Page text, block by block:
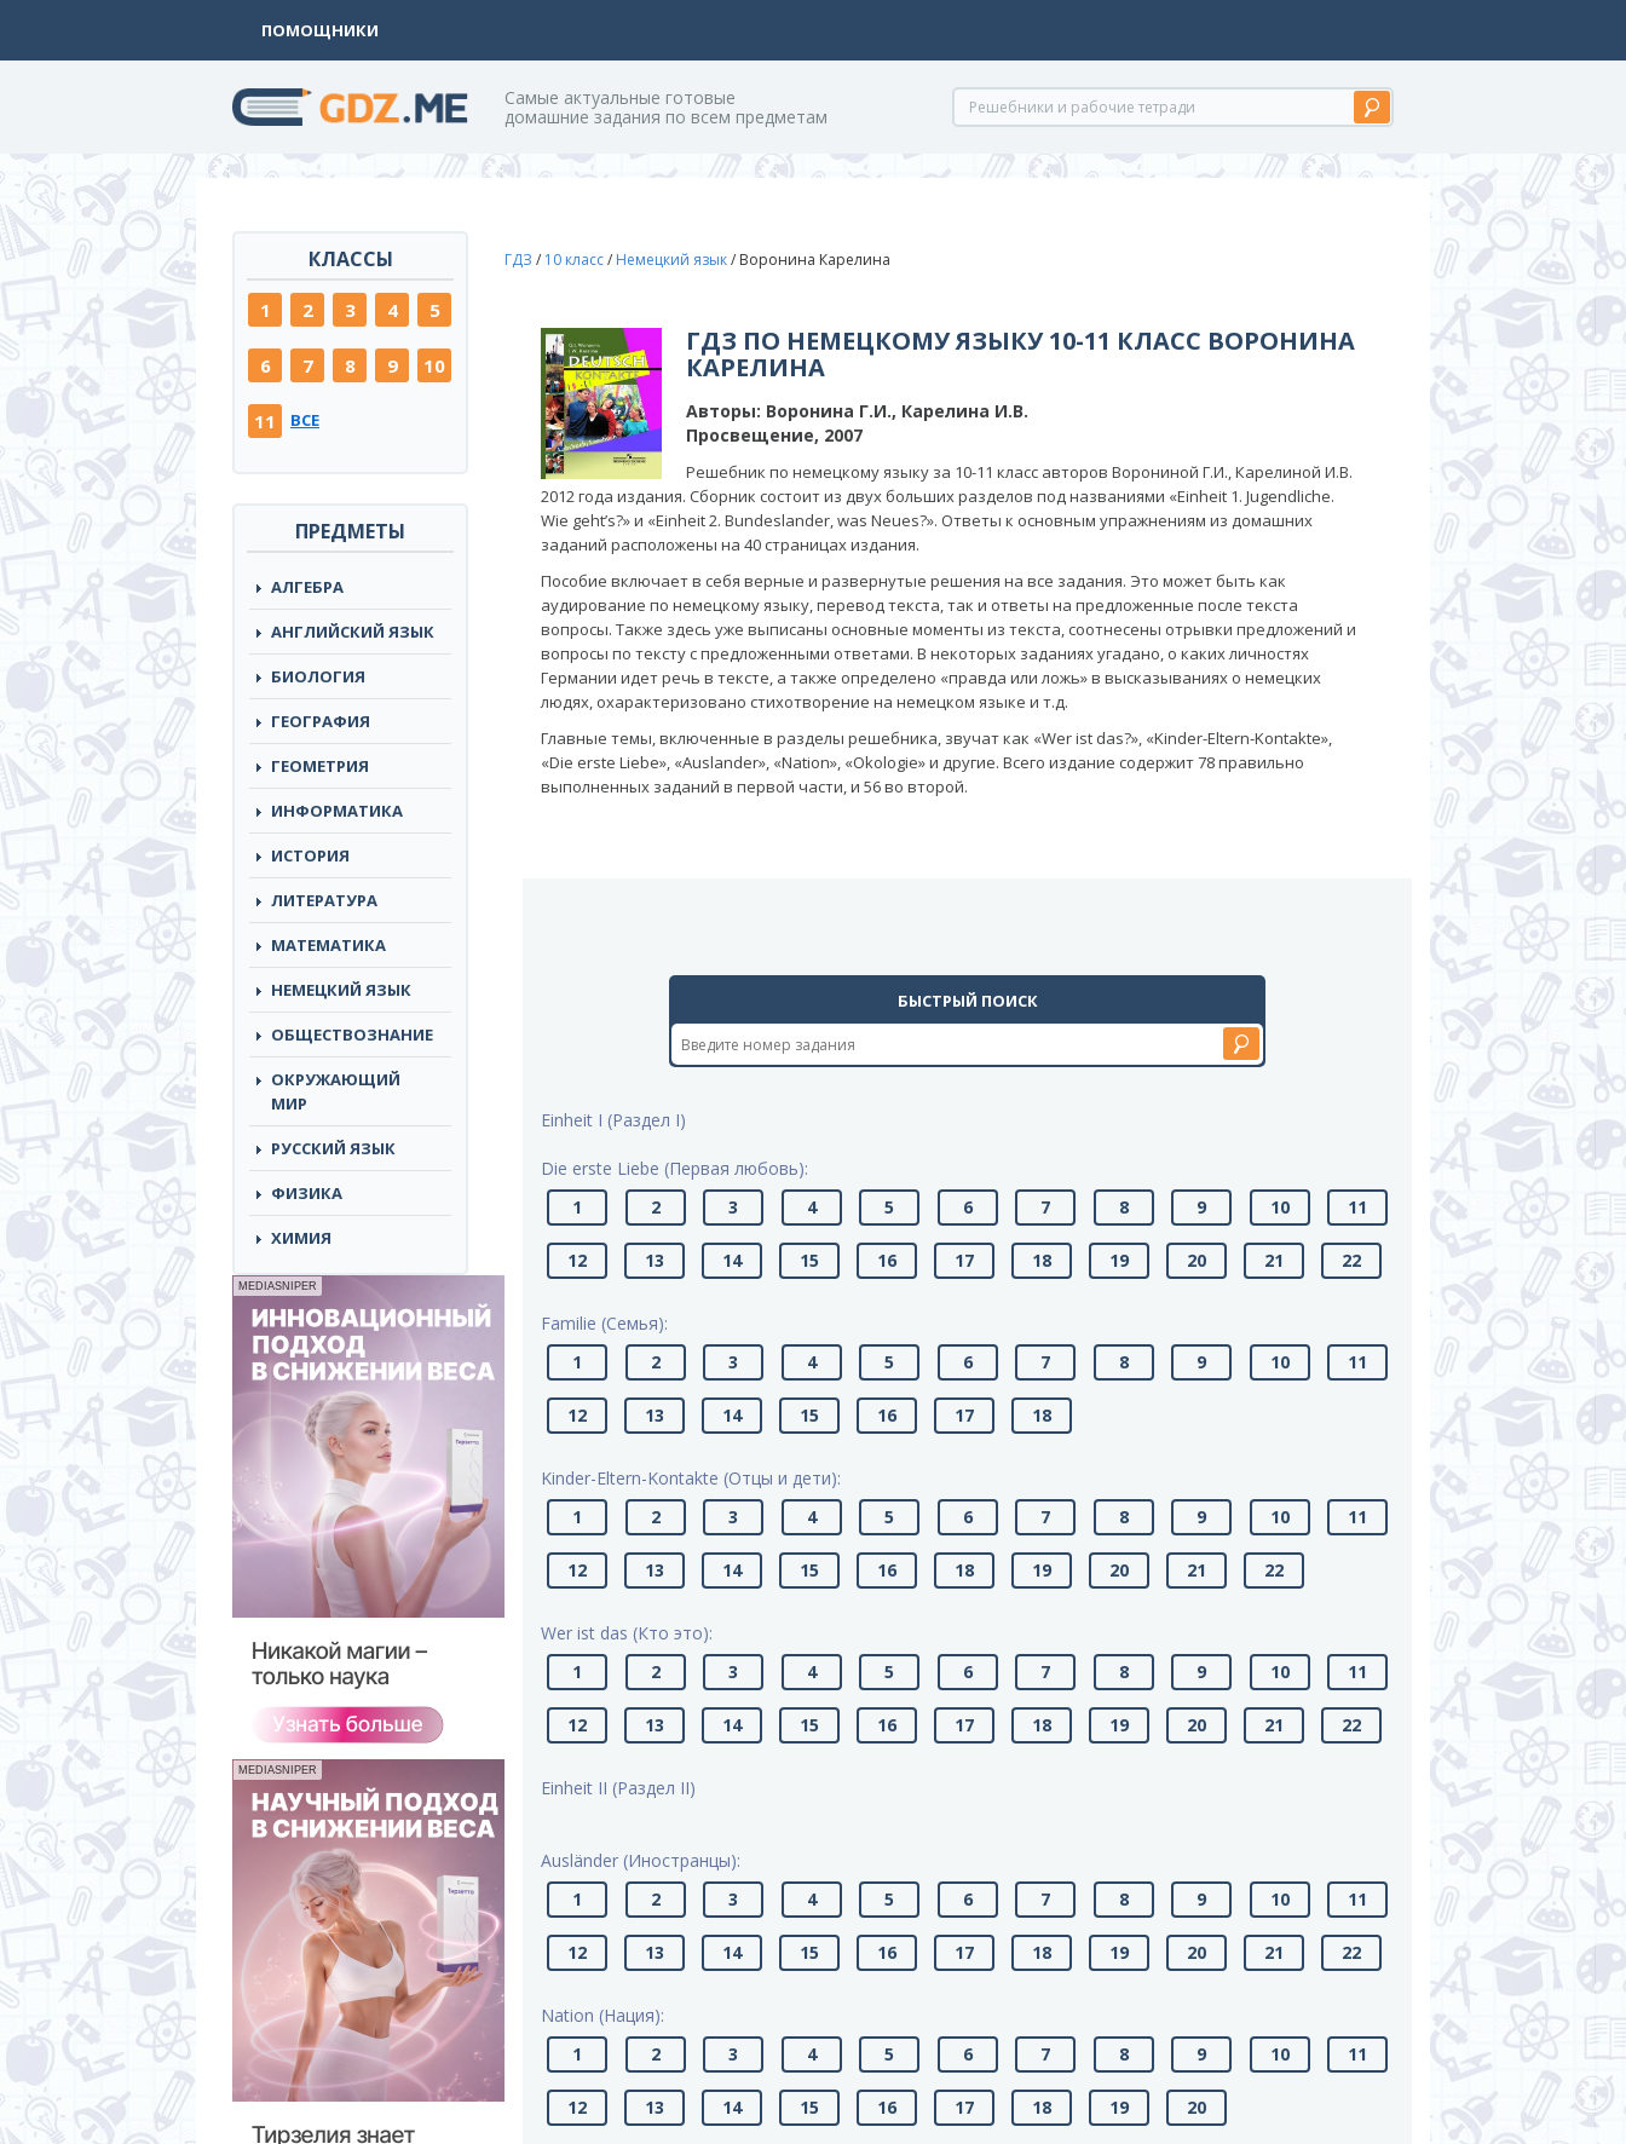
ПОМОЩНИКИ
Cамые актуальные готовые
домашние задания по всем предметам
КЛАССЫ
1 2 3 4 5
6 7 8 9 10
11 ВСЕ
ПРЕДМЕТЫ
АЛГЕБРА
АНГЛИЙСКИЙ ЯЗЫК
БИОЛОГИЯ
ГЕОГРАФИЯ
ГЕОМЕТРИЯ
ИНФОРМАТИКА
ИСТОРИЯ
ЛИТЕРАТУРА
МАТЕМАТИКА
НЕМЕЦКИЙ ЯЗЫК
ОБЩЕСТВОЗНАНИЕ
ОКРУЖАЮЩИЙ
МИР
РУССКИЙ ЯЗЫК
ФИЗИКА
ХИМИЯ
MEDIASNIPER
MEDIASNIPER
ГДЗ / 10 класс/ Немецкий язык/ Воронина Карелина
ГДЗ ПО НЕМЕЦКОМУ ЯЗЫКУ 10-11 КЛАСС ВОРОНИНА
КАРЕЛИНА
Авторы: Воронина Г.И., Карелина И.В.
Просвещение, 2007
Решебник по немецкому языку за 10-11 класс авторов Ворониной Г.И., Карелиной И.В.
2012 года издания. Сборник состоит из двух больших разделов под названиями «Einheit 1. Jugendliche.
Wie geht’s?» и «Einheit 2. Bundeslander, was Neues?». Ответы к основным упражнениям из домашних
заданий расположены на 40 страницах издания.
Пособие включает в себя верные и развернутые решения на все задания. Это может быть как
аудирование по немецкому языку, перевод текста, так и ответы на предложенные после текста
вопросы. Также здесь уже выписаны основные моменты из текста, соотнесены отрывки предложений и
вопросы по тексту с предложенными ответами. В некоторых заданиях угадано, о каких личностях
Германии идет речь в тексте, а также определено «правда или ложь» в высказываниях о немецких
людях, охарактеризовано стихотворение на немецком языке и т.д.
Главные темы, включенные в разделы решебника, звучат как «Wer ist das?», «Kinder-Eltern-Kontakte»,
«Die erste Liebe», «Auslander», «Nation», «Okologie» и другие. Всего издание содержит 78 правильно
выполненных заданий в первой части, и 56 во второй.
БЫСТРЫЙ ПОИСК
Einheit I (Раздел I)
Die erste Liebe (Первая любовь):
1
2 3 4 5 6 7 8 9 10 11
12 13 14 15 16 17 18 19 20 21 22
Familie (Cемья):
1
2 3 4 5 6 7 8 9 10 11
12 13 14 15 16 17 18
Kinder-Eltern-Kontakte (Отцы и дети):
1
2 3 4 5 6 7 8 9 10 11
12 13 14 15 16 18 19 20 21 22
Wer ist das (Кто это):
1
2 3 4 5 6 7 8 9 10 11
12 13 14 15 16 17 18 19 20 21 22
Einheit II (Раздел II)
Ausländer (Иностранцы):
1
2 3 4 5 6 7 8 9 10 11
12 13 14 15 16 17 18 19 20 21 22
Nation (Нация):
1
2 3 4 5 6 7 8 9 10 11
12 13 14 15 16 17 18 19 20